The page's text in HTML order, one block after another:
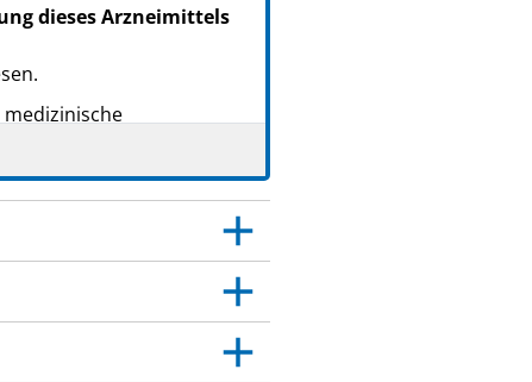
dieses Arzneimittels
medizinische
weiter. Es kann
angegeben sind. Siehe